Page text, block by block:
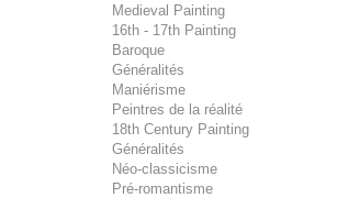
Medieval Painting
16th - 17th Painting
Baroque
Généralités
Maniérisme
Peintres de la réalité
18th Century Painting
Généralités
Néo-classicisme
Pré-romantisme